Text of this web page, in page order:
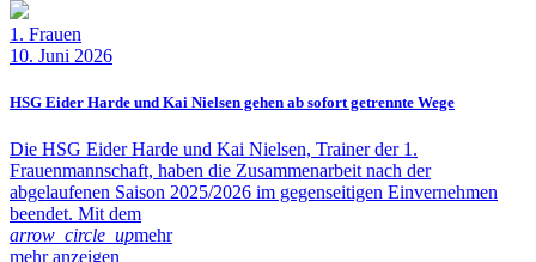
1. Frauen
10. Juni 2026
HSG Eider Harde und Kai Nielsen gehen ab sofort getrennte Wege
Die HSG Eider Harde und Kai Nielsen, Trainer der 1.
Frauenmannschaft, haben die Zusammenarbeit nach der
abgelaufenen Saison 2025/2026 im gegenseitigen Einvernehmen
beendet. Mit dem
arrow_circle_upmehr
mehr anzeigen